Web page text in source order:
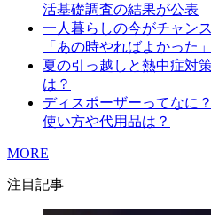
活基礎調査の結果が公表
一人暮らしの今がチャン
「あの時やればよかった
夏の引っ越しと熱中症対
は？
ディスポーザーってなに
使い方や代用品は？
MORE
注目記事